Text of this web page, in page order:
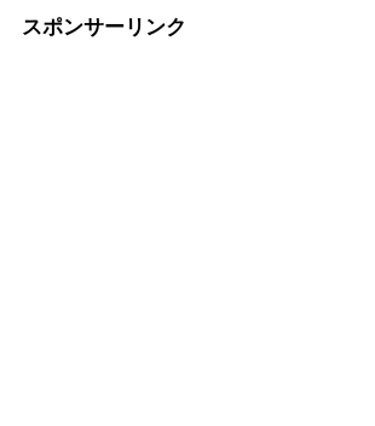
スポンサーリンク